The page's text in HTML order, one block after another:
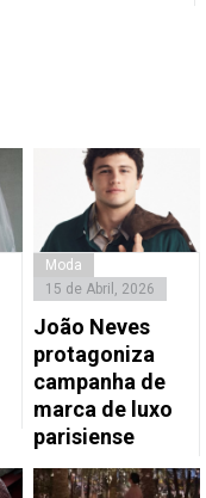
Moda
15 de Abril, 2026
João Neves
protagoniza
campanha de
marca de luxo
parisiense